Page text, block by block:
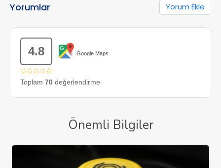
Yorumlar Yorum Ekle
4.8 Google Maps
✩✩✩✩✩
Toplam 70 değerlendirme
Önemli Bilgiler